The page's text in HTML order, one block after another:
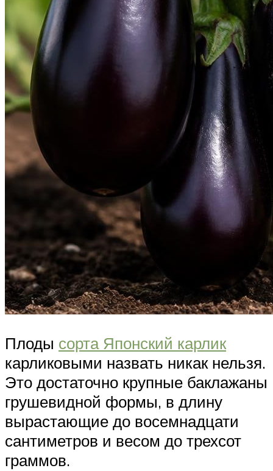
Плоды сорта Японский карлик
карликовыми назвать никак нельзя.
Это достаточно крупные баклажаны
грушевидной формы, в длину
вырастающие до восемнадцати
сантиметров и весом до трехсот
граммов.